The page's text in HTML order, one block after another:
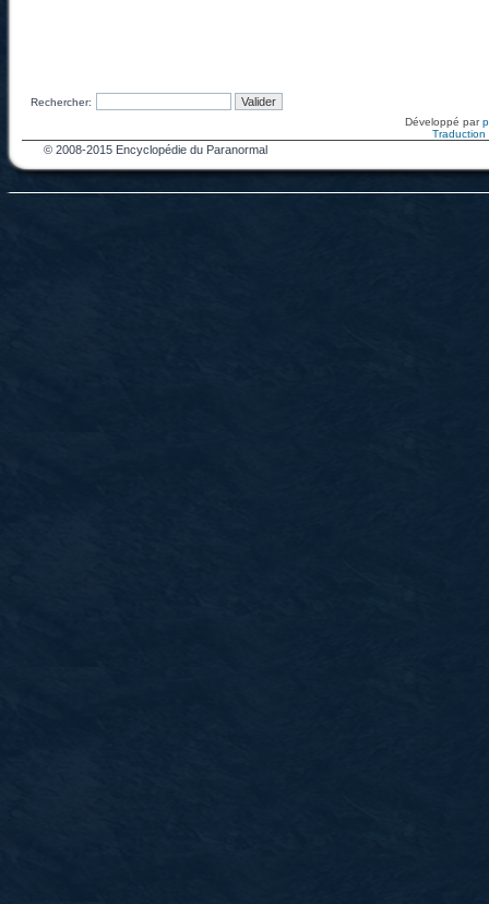
Rechercher:
Développé par
Traduction
© 2008-2015 Encyclopédie du Paranormal